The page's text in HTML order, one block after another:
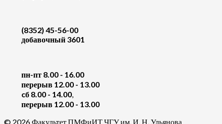
(8352) 45-56-00
добавочный 3601
пн-пт 8.00 - 16.00
перерыв 12.00 - 13.00
cб 8.00 - 14.00,
перерыв 12.00 - 13.00
© 2026 Факультет ПМФиИТ ЧГУ им. И. Н. Ульянова